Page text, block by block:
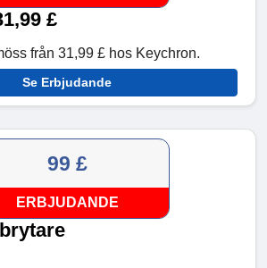
£
från 31,99 £ hos Keychron.
Se Erbjudande
99 £
ERBJUDANDE